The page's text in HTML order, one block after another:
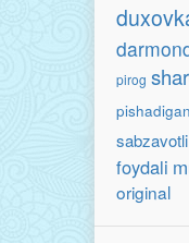
pirog
pishadigan
sabzavotli
foydali
original